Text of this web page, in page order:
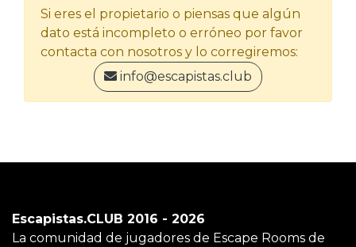
Si eres el propietario o piensas que algún
dato está incompleto o erróneo por favor
contacta con nosotros y lo corregiremos:
info@escapistas.club
Escapistas.CLUB 2016 - 2026
La comunidad de jugadores de Escape Rooms de